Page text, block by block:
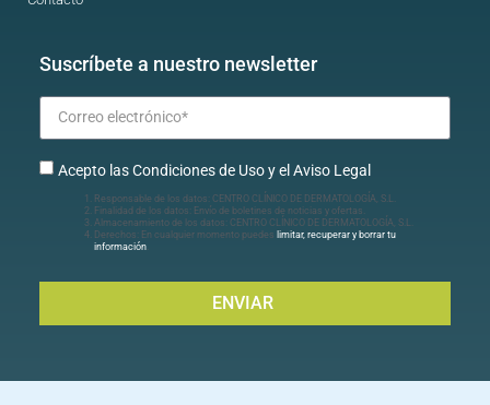
Suscríbete a nuestro newsletter
Acepto las Condiciones de Uso y el Aviso Legal
Responsable de los datos: CENTRO CLÍNICO DE DERMATOLOGÍA, S.L.
Finalidad de los datos: Envío de boletines de noticias y ofertas.
Almacenamiento de los datos: CENTRO CLÍNICO DE DERMATOLOGÍA, S.L.
Derechos: En cualquier momento puedes limitar, recuperar y borrar tu
información
ENVIAR